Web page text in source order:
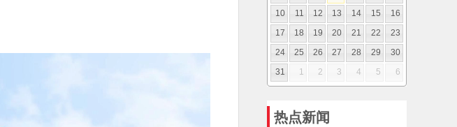
10
11 12 13 14 15
16
17
18 19 20 21 22
23
24
25 26 27 28 29
30
31
1 2 3 4 5 6
热点新闻